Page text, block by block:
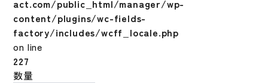
数量
ゼ
act.com/public_html/manager/wp-
content/plugins/wc-fields-
factory/includes/wcff_locale.php
on line
227